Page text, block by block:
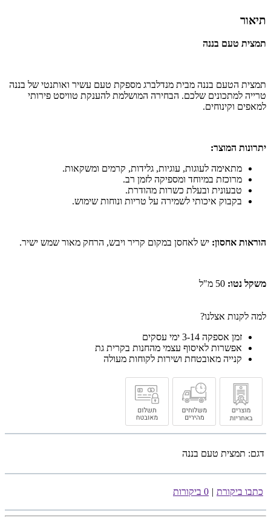
תיאור
תמצית טעם בננה
תמצית הטעם בננה מבית מנדלברג מספקת טעם עשיר ואותנטי של בננה
טרייה למתכונים שלכם. הבחירה המושלמת להענקת טוויסט פירותי
למאפים וקינוחים.
יתרונות המוצר:
מתאימה לעוגות, עוגיות, גלידות, קרמים ומשקאות.
מרוכזת במיוחד ומספיקה לזמן רב.
טבעונית ובעלת כשרות מהודרת.
בקבוק איכותי לשמירה על טריות ונוחות שימוש.
הוראות אחסון: יש לאחסן במקום קריר ויבש, הרחק מאור שמש ישיר.
משקל נטו:
למה לקנות אצלנו?
זמן אספקה 3-14 ימי עסקים
אפשרות לאיסוף עצמי מהחנות בקרית גת
קנייה מאובטחת ושירות לקוחות מעולה
דגם: תמצית טעם בננה
כתבו ביקורת | 0 ביקורות